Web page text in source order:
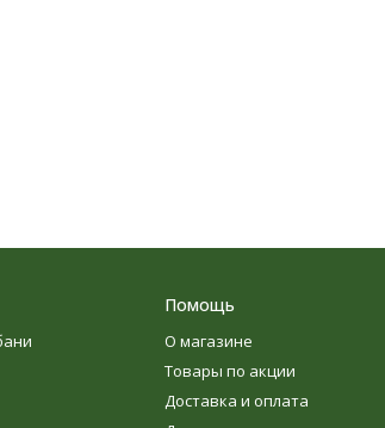
Помощь
О магазине
Товары по акции
Доставка и оплата